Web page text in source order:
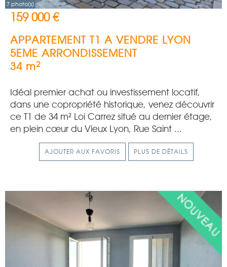
7 photo(s)
159 000 €
APPARTEMENT T1 A VENDRE LYON
5EME ARRONDISSEMENT
34 m2
Idéal premier achat ou investissement locatif,
dans une copropriété historique, venez découvrir
ce T1 de 34 m² Loi Carrez situé au dernier étage,
en plein cœur du Vieux Lyon, Rue Saint ...
AJOUTER AUX FAVORIS PLUS DE DÉTAILS